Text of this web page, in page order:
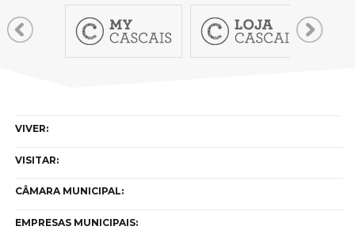
VIVER:
VISITAR:
CÂMARA MUNICIPAL:
EMPRESAS MUNICIPAIS: